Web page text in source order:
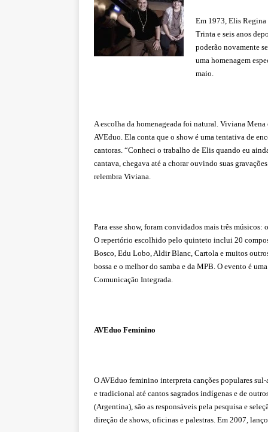
Em 1973, Elis Regina
Trinta e seis anos
poderão novamente
uma homenagem
maio.
A escolha da homenageada foi natural. Viviana
AVEduo. Ela conta que o show é uma tentativa de
cantoras. “Conheci o trabalho de Elis quando eu
cantava, chegava até a chorar ouvindo suas
relembra Viviana.
Para esse show, foram convidados mais três
O repertório escolhido pelo quinteto inclui 20
Bosco, Edu Lobo, Aldir Blanc, Cartola e muitos
bossa e o melhor do samba e da MPB. O evento é
Comunicação Integrada.
AVEduo Feminino
O AVEduo feminino interpreta canções populares
e tradicional até cantos sagrados indígenas e de
(Argentina), são as responsáveis pela pesquisa e
direção de shows, oficinas e palestras. Em 2007,